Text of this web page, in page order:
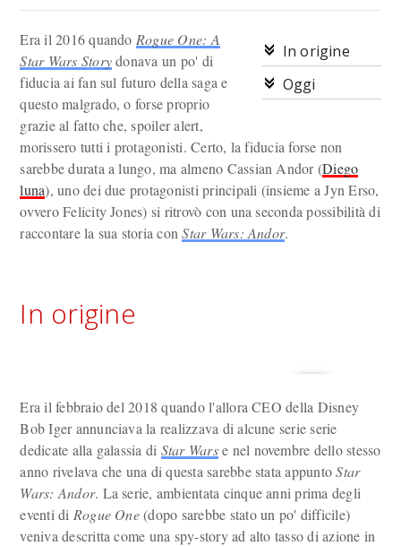
In origine
Oggi
Era il 2016 quando Rogue One: A
Star Wars Storydonava un po' di
fiducia ai fan sul futuro della saga e
questo malgrado, o forse proprio
grazie al fatto che, spoiler alert,
morissero tutti i protagonisti. Certo, la fiducia forse non
sarebbe durata a lungo, ma almeno Cassian Andor (Diego
luna), uno dei due protagonisti principali (insieme a Jyn Erso,
ovvero Felicity Jones) si ritrovò con una seconda possibilità di
raccontare la sua storia conStar Wars: Andor.
In origine
Era il febbraio del 2018 quando l'allora CEO della Disney
Bob Iger annunciava la realizzava di alcune serie serie
dedicate alla galassia di Star Warse nel novembre dello stesso
anno rivelava che una di questa sarebbe stata appuntoStar
Wars: Andor. La serie, ambientata cinque anni prima degli
eventi di Rogue One(dopo sarebbe stato un po' difficile)
veniva descritta come una spy-story ad alto tasso di azione in